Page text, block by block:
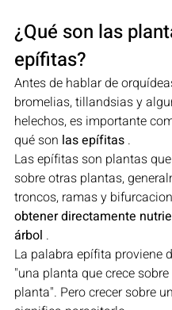
¿Qué son las
epífitas?
Antes de hablar de
bromelias, tillandsias y
helechos, es importante
qué son las epífitas .
Las epífitas son plantas
sobre otras plantas,
troncos, ramas y
obtener directamente
árbol .
La palabra epífita proviene
"una planta que crece
planta". Pero crecer sobre